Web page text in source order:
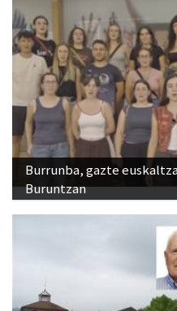
Burrunba, gazte
Buruntzan